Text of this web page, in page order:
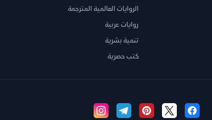
الروايات العالمية المترجمة
روايات عربية
تنمية بشرية
كتب حصرية